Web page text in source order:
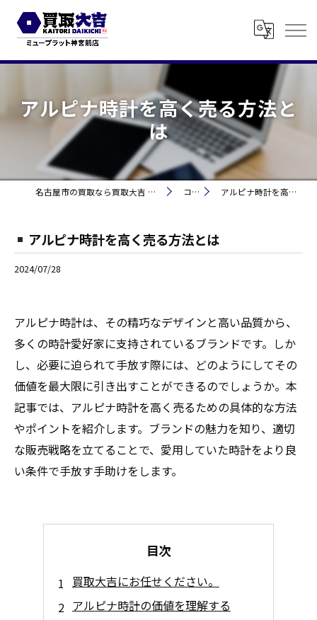
アルピナ時計を高く売る方法と
は
名古屋市の買取なら買取大吉 ミュープラット神宮前 コラム アルピナ時計を高く売る方法とは
アルピナ時計を高く売る方法とは
2024/07/28
アルピナ時計は、その精巧なデザインと高い品質から、
多くの時計愛好家に支持されているブランドです。しか
し、必要に迫られて手放す際には、どのようにしてその
価値を最大限に引き出すことができるのでしょうか。本
記事では、アルピナ時計を高く売るための具体的な方法
やポイントを紹介します。ブランドの魅力を知り、適切
な販売戦略を立てることで、愛用していた時計をより良
い条件で手放す手助けをします。
目次
買取大吉にお任せください。
アルピナ時計の価値を理解する